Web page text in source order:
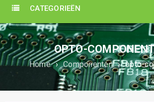
CATEGORIEËN
OPTO-
Home › Componenten › opto-